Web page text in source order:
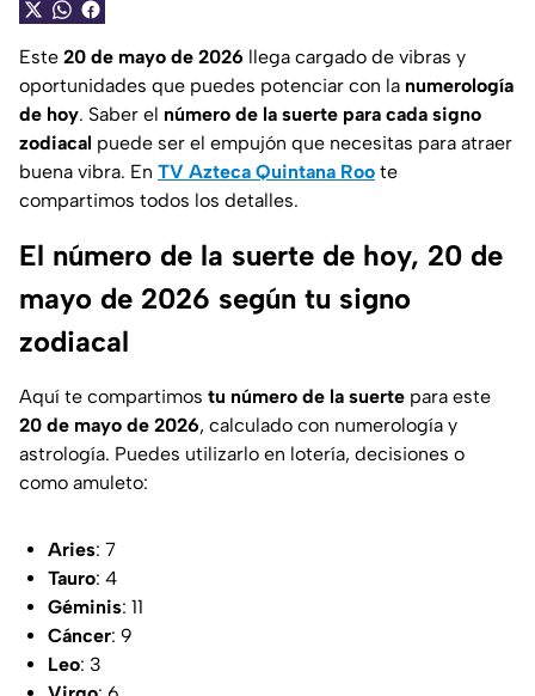
Este 20 de mayo de 2026 llega cargado de vibras y
oportunidades que puedes potenciar con la numerología
de hoy. Saber el número de la suerte para cada signo
zodiacal puede ser el empujón que necesitas para atraer
buena vibra. En TV Azteca Quintana Roo te
compartimos todos los detalles.
El número de la suerte de hoy, 20 de
mayo de 2026 según tu signo
zodiacal
Aquí te compartimos tu número de la suerte para este
20 de mayo de 2026, calculado con numerología y
astrología. Puedes utilizarlo en lotería, decisiones o
como amuleto:
Aries: 7
Tauro: 4
Géminis: 11
Cáncer: 9
Leo: 3